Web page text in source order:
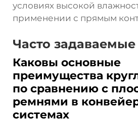
условиях высокой
применении с прямым
Часто
Каковы основные
преимущества
по сравнению с
ремнями в
системах